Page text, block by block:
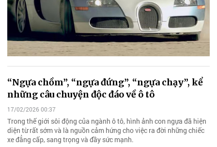
“Ngựa chồm”, “ngựa đứng”, “ngựa chạy”, kể
những câu chuyện độc đáo về ô tô
17/02/2026 00:37
Trong thế giới sôi động của ngành ô tô, hình ảnh con ngựa đã hiện
diện từ rất sớm và là nguồn cảm hứng cho việc ra đời những chiếc
xe đẳng cấp, sang trọng và đầy sức mạnh.